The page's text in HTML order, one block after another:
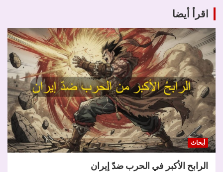
اقرأ أيضا
أبحاث
الرابح الأكبر في الحرب ضدّ إيران